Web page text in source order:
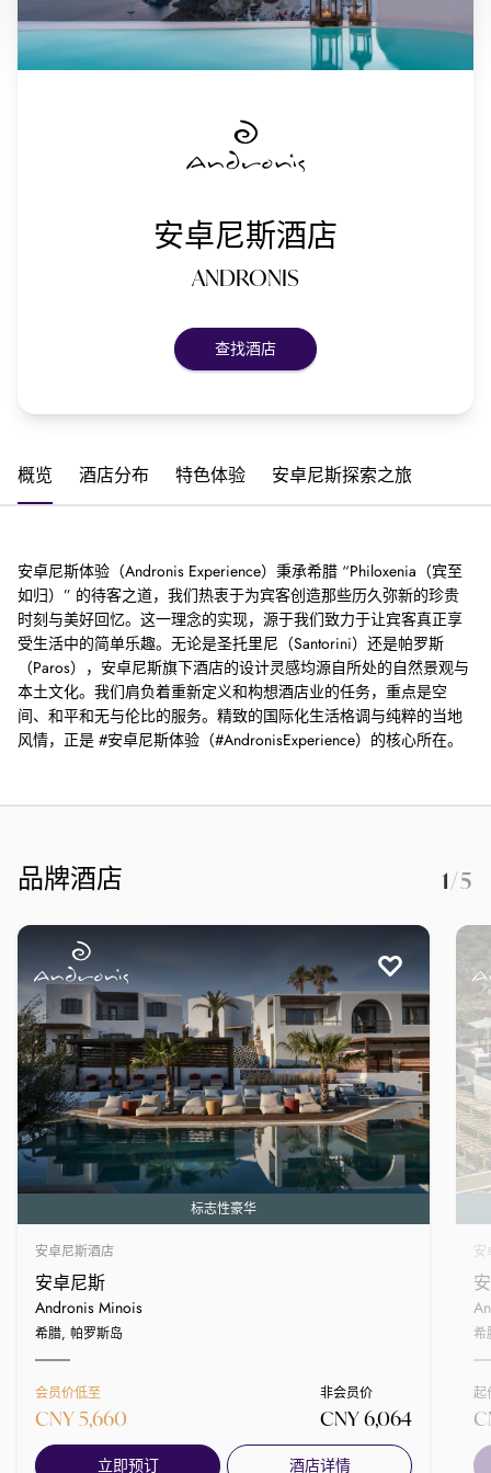
安卓尼斯酒店
ANDRONIS
查找酒店
概览 酒店分布 特色体验 安卓尼斯探索之旅
安卓尼斯体验（Andronis Experience）秉承希腊 “Philoxenia（宾至
如归）” 的待客之道，我们热衷于为宾客创造那些历久弥新的珍贵
时刻与美好回忆。这一理念的实现，源于我们致力于让宾客真正享
受生活中的简单乐趣。无论是圣托里尼（Santorini）还是帕罗斯
（Paros），安卓尼斯旗下酒店的设计灵感均源自所处的自然景观与
本土文化。我们肩负着重新定义和构想酒店业的任务，重点是空
间、和平和无与伦比的服务。精致的国际化生活格调与纯粹的当地
风情，正是 #安卓尼斯体验（#AndronisExperience）的核心所在。
品牌酒店 1/5
标志性豪华
安卓尼斯酒店
安卓尼斯
Andronis Minois
希腊, 帕罗斯岛
会员价低至
CNY 5,660
非会员价
CNY 6,064
立即预订 酒店详情
安
希
起